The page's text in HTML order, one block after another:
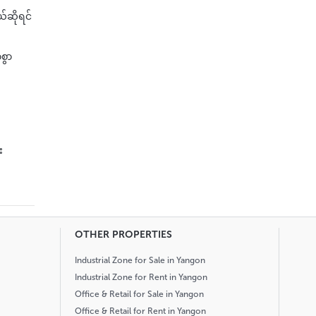
ယ်ဆိုရင်
ာ
OTHER PROPERTIES
Industrial Zone for Sale in Yangon
Industrial Zone for Rent in Yangon
Office & Retail for Sale in Yangon
Office & Retail for Rent in Yangon